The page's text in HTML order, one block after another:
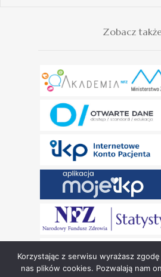
Zobacz
Korzystając z serwisu wyrażasz
nas plików cookies. Pozwalają nam